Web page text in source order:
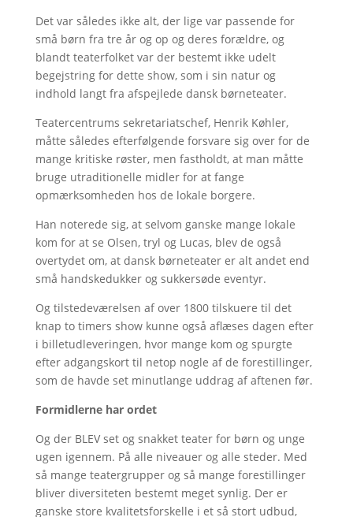
Det var således ikke alt, der lige var passende for
små børn fra tre år og op og deres forældre, og
blandt teaterfolket var der bestemt ikke udelt
begejstring for dette show, som i sin natur og
indhold langt fra afspejlede dansk børneteater.
Teatercentrums sekretariatschef, Henrik Køhler,
måtte således efterfølgende forsvare sig over for de
mange kritiske røster, men fastholdt, at man måtte
bruge utraditionelle midler for at fange
opmærksomheden hos de lokale borgere.
Han noterede sig, at selvom ganske mange lokale
kom for at se Olsen, tryl og Lucas, blev de også
overtydet om, at dansk børneteater er alt andet end
små handskedukker og sukkersøde eventyr.
Og tilstedeværelsen af over 1800 tilskuere til det
knap to timers show kunne også aflæses dagen efter
i billetudleveringen, hvor mange kom og spurgte
efter adgangskort til netop nogle af de forestillinger,
som de havde set minutlange uddrag af aftenen før.
Formidlerne har ordet
Og der BLEV set og snakket teater for børn og unge
ugen igennem. På alle niveauer og alle steder. Med
så mange teatergrupper og så mange forestillinger
bliver diversiteten bestemt meget synlig. Der er
ganske store kvalitetsforskelle i et så stort udbud,